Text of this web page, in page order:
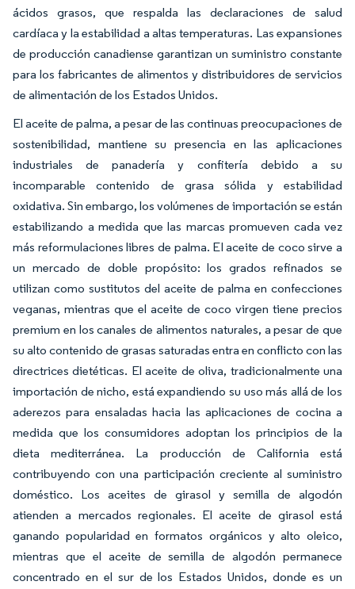
ácidos grasos, que respalda las declaraciones de salud
cardíaca y la estabilidad a altas temperaturas. Las expansiones
de producción canadiense garantizan un suministro constante
para los fabricantes de alimentos y distribuidores de servicios
de alimentación de los Estados Unidos.
El aceite de palma, a pesar de las continuas preocupaciones de
sostenibilidad, mantiene su presencia en las aplicaciones
industriales de panadería y confitería debido a su
incomparable contenido de grasa sólida y estabilidad
oxidativa. Sin embargo, los volúmenes de importación se están
estabilizando a medida que las marcas promueven cada vez
más reformulaciones libres de palma. El aceite de coco sirve a
un mercado de doble propósito: los grados refinados se
utilizan como sustitutos del aceite de palma en confecciones
veganas, mientras que el aceite de coco virgen tiene precios
premium en los canales de alimentos naturales, a pesar de que
su alto contenido de grasas saturadas entra en conflicto con las
directrices dietéticas. El aceite de oliva, tradicionalmente una
importación de nicho, está expandiendo su uso más allá de los
aderezos para ensaladas hacia las aplicaciones de cocina a
medida que los consumidores adoptan los principios de la
dieta mediterránea. La producción de California está
contribuyendo con una participación creciente al suministro
doméstico. Los aceites de girasol y semilla de algodón
atienden a mercados regionales. El aceite de girasol está
ganando popularidad en formatos orgánicos y alto oleico,
mientras que el aceite de semilla de algodón permanece
concentrado en el sur de los Estados Unidos, donde es un